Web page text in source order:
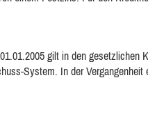
gilt in den gesetzlichen
System. In der Vergangenheit